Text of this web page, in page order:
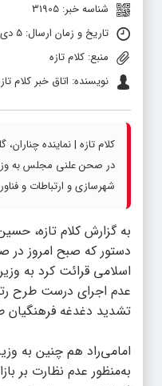
شناسه خبر: 31905
تاریخ و زمان ارسال: 5 دی 1401 ساعت 18:27
منبع: کلام تازه
نویسنده: اتاق خبر کلام
کلام تازه | نماینده
در صحن علنی مجلس به
شهرسازی و ارتباطات و
به گزارش کلام تازه،
دستور که صبح امروز
اسلامی قرائت کرد به
عدم اجرای درست طرح
تشدید دغدغه فرهنگیان
امامی‌راد هم چنین به
به‌منظور عدم نظارت بر